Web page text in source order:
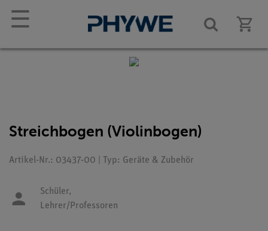
☰
Streichbogen (Violinbogen)
Artikel-Nr.: 03437-00 | Typ: Geräte & Zubehör
Schüler,
Lehrer/Professoren